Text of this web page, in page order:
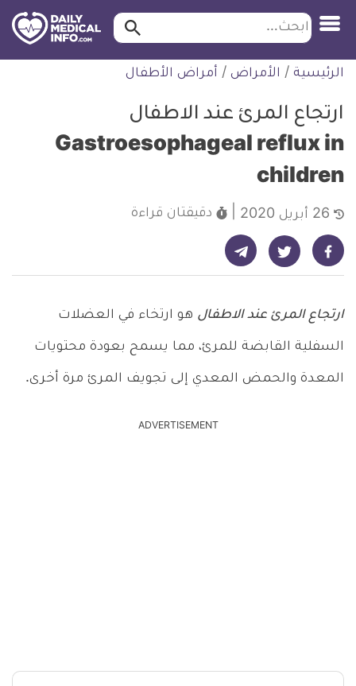
التخطي
للمحتوى
ابحث ابحث…
الرئيسية / الأمراض / أمراض الأطفال
ارتجاع المرئ عند الاطفال
Gastroesophageal reflux in
children
دقيقتان قراءة
شارك على فيسبوك - ديلي ميديكال انفو شارك على تويتر - ديلي ميديكال انفو شارك على تيليجرام - ديلي ميديكال انفو
ارتجاع المرئ عند الاطفال هو ارتخاء في العضلات
السفلية القابضة للمرئ، مما يسمح بعودة محتويات
المعدة والحمض المعدي إلى تجويف المرئ مرة أخرى.
ADVERTISEMENT